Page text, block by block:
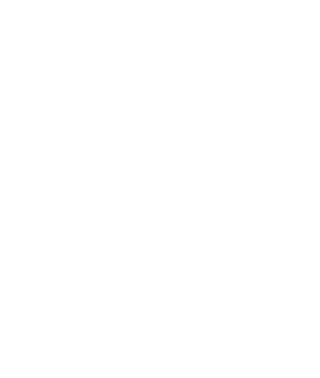
Su madre ha visitado
una persona totalmente
llevamos a las ocho y
tarde. Luego lo recogemos
muerde, agrede, rompe